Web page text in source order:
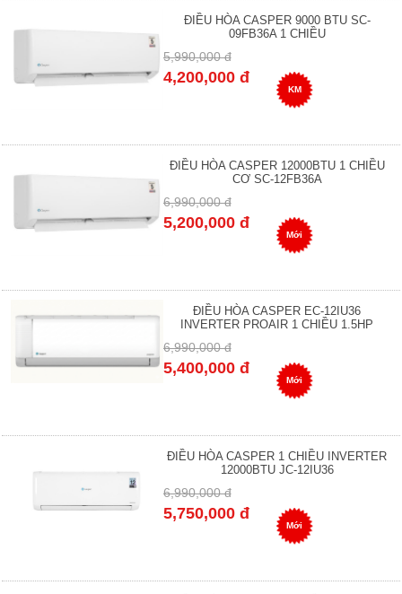
ĐIỀU HÒA CASPER 9000 BTU SC-
09FB36A 1 CHIỀU
5,990,000 đ
4,200,000 đ
KM
ĐIỀU HÒA CASPER 12000BTU 1 CHIỀU
CƠ SC-12FB36A
6,990,000 đ
5,200,000 đ
Mới
ĐIỀU HÒA CASPER EC-12IU36
INVERTER PROAIR 1 CHIỀU 1.5HP
6,990,000 đ
5,400,000 đ
Mới
ĐIỀU HÒA CASPER 1 CHIỀU INVERTER
12000BTU JC-12IU36
6,990,000 đ
5,750,000 đ
Mới